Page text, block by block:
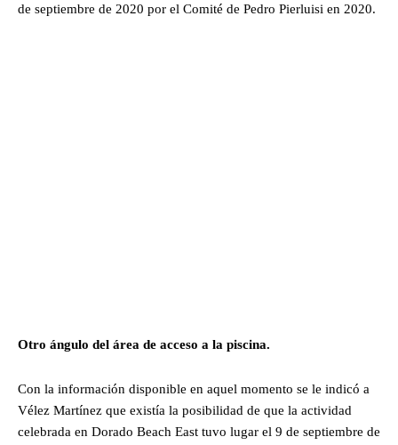
de septiembre de 2020 por el Comité de Pedro Pierluisi en 2020.
Otro ángulo del área de acceso a la piscina.
Con la información disponible en aquel momento se le indicó a
Vélez Martínez que existía la posibilidad de que la actividad
celebrada en Dorado Beach East tuvo lugar el 9 de septiembre de